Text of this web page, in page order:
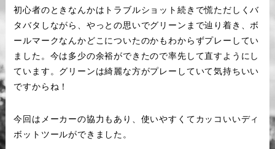
初心者のときなんかはトラブルショット続きで慌ただしくバ
タバタしながら、やっとの思いでグリーンまで辿り着き、ボ
ールマークなんかどこについたのかもわからずプレーしてい
ました。今は多少の余裕ができたので率先して直すようにし
ています。グリーンは綺麗な方がプレーしていて気持ちいい
ですからね！
今回はメーカーの協力もあり、使いやすくてカッコいいディ
ボットツールができました。